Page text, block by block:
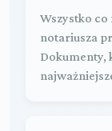
Wszystko co
notariusza
Dokumenty,